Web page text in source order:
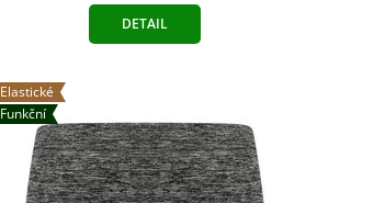
DETAIL
Elastické
Funkční